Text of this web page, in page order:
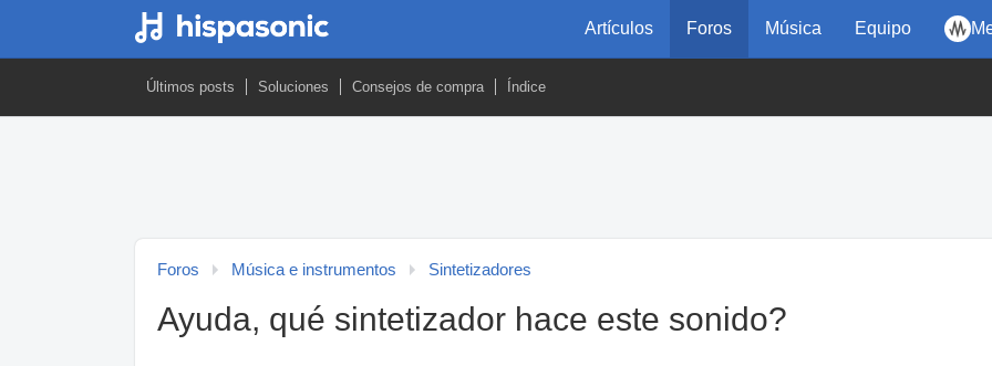
Artículos Foros Música Equipo
Últimos posts Soluciones Consejos de compra Índice
Foros Música e instrumentos Sintetizadores
Ayuda, qué sintetizador hace este sonido?